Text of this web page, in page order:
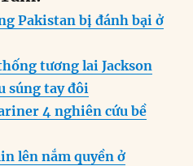
at
s
A
p
p
e
g
r
a
m
n
t
a
re
Pakistan bị đánh bại ở
tương lai Jackson
súng tay đôi
4 nghiên cứu bề
lên nắm quyền ở